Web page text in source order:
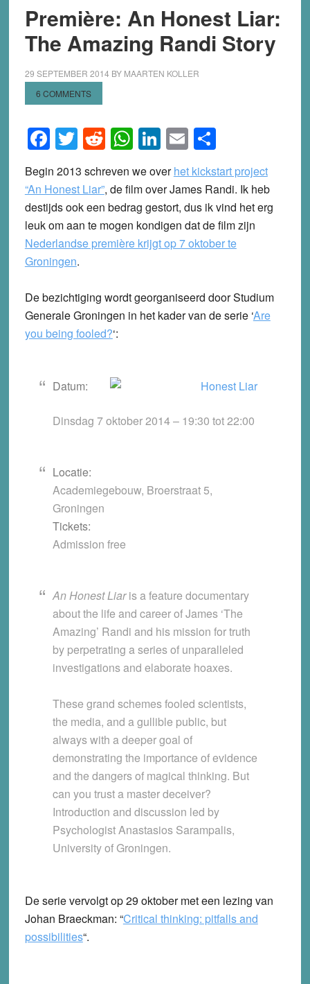
Première: An Honest Liar:
The Amazing Randi Story
29 SEPTEMBER 2014 BY MAARTEN KOLLER
6 COMMENTS
Facebook
Twitter
Reddit
WhatsApp
LinkedIn
EmailShare
Begin 2013 schreven we overhet kickstart project
“An Honest Liar”, de film over James Randi. Ik heb
destijds ook een bedrag gestort, dus ik vind het erg
leuk om aan te mogen kondigen dat de film zijn
Nederlandse première krijgt op 7 oktober te
Groningen.
De bezichtiging wordt georganiseerd door Studium
Generale Groningen in het kader van de serie ‘Are
you being fooled?‘:
Datum:
Dinsdag 7 oktober 2014 – 19:30 tot22:00
Locatie:
Academiegebouw, Broerstraat 5,
Groningen
Tickets:
Admission free
An Honest Liaris a feature documentary
about the life and career of James ‘The
Amazing’ Randi and his mission for truth
by perpetrating a series of unparalleled
investigations and elaborate hoaxes.
These grand schemes fooled scientists,
the media, and a gullible public, but
always with a deeper goal of
demonstrating the importance of evidence
and the dangers of magical thinking. But
can you trust a master deceiver?
Introduction and discussion led by
PsychologistAnastasios Sarampalis,
University of Groningen.
De serie vervolgt op 29 oktober met een lezing van
Johan Braeckman: “Critical thinking: pitfalls and
possibilities“.